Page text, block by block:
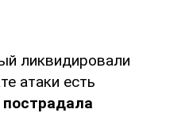
ликвидировали
атаки есть
пострадала